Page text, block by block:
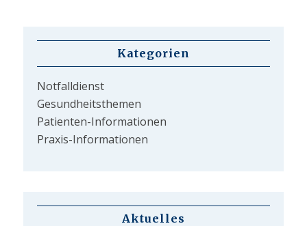
Kategorien
Notfalldienst
Gesundheitsthemen
Patienten-Informationen
Praxis-Informationen
Aktuelles